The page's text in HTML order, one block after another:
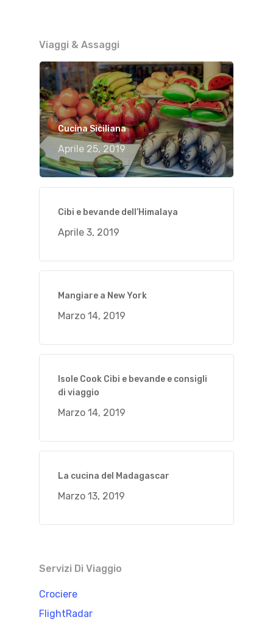
Viaggi & Assaggi
Cucina Siciliana
Aprile 25, 2019
Cibi e bevande dell’Himalaya
Aprile 3, 2019
Mangiare a New York
Marzo 14, 2019
Isole Cook Cibi e bevande e consigli
di viaggio
Marzo 14, 2019
La cucina del Madagascar
Marzo 13, 2019
Servizi Di Viaggio
Crociere
FlightRadar